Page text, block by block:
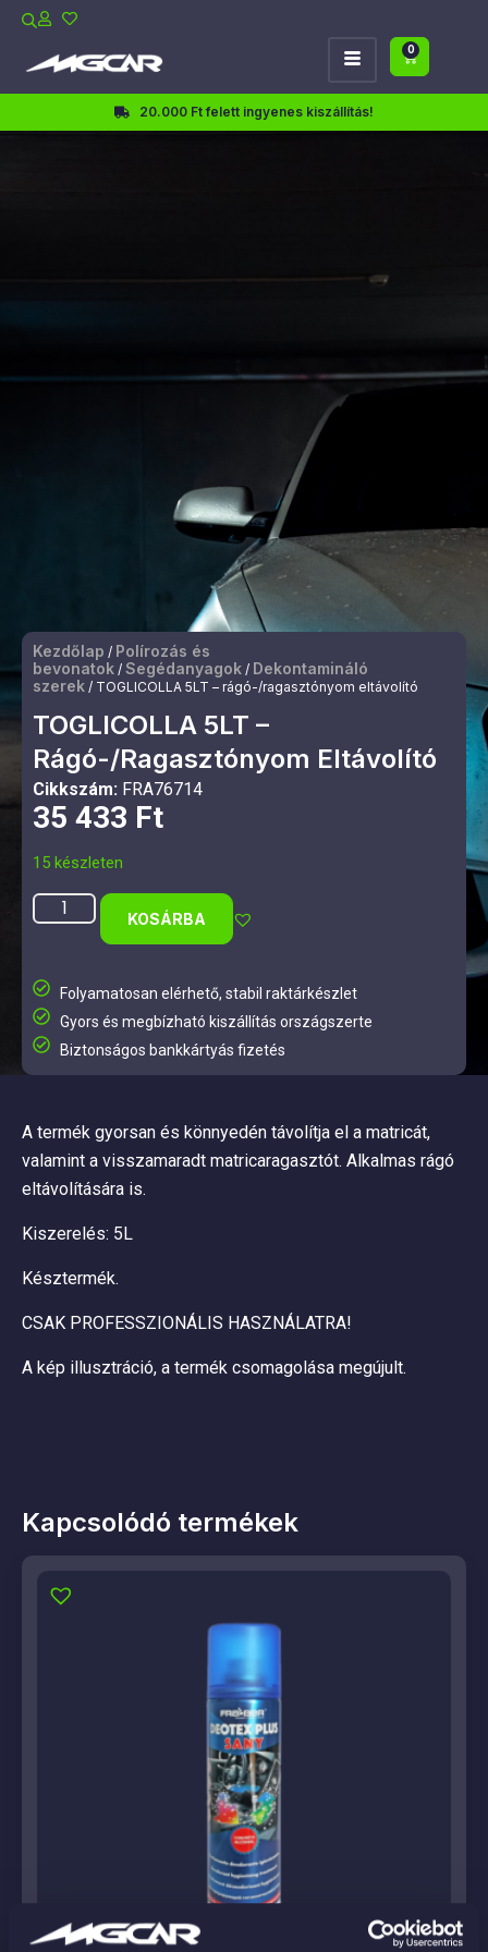
0
20.000 Ft felett ingyenes kiszállítás!
Kezdőlap / Polírozás és
bevonatok / Segédanyagok / Dekontamináló
szerek / TOGLICOLLA 5LT – rágó-/ragasztónyom eltávolító
TOGLICOLLA 5LT –
Rágó-/ragasztónyom Eltávolító
Cikkszám: FRA76714
35 433 Ft
15 készleten
KOSÁRBA
Folyamatosan elérhető, stabil raktárkészlet
Gyors és megbízható kiszállítás országszerte
Biztonságos bankkártyás fizetés
A termék gyorsan és könnyedén távolítja el a matricát,
valamint a visszamaradt matricaragasztót. Alkalmas rágó
eltávolítására is.
Kiszerelés: 5L
Késztermék.
CSAK PROFESSZIONÁLIS HASZNÁLATRA!
A kép illusztráció, a termék csomagolása megújult.
Kapcsolódó termékek